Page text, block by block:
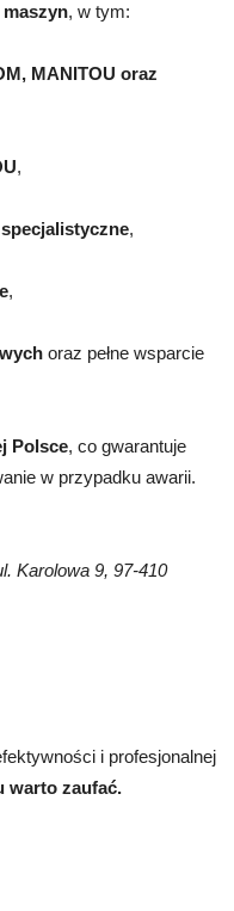
maszyn, w tym:
MANITOU oraz
,
,
,
oraz pełne wsparcie
Polsce, co gwarantuje
w przypadku awarii.
Karolowa 9, 97-410
i profesjonalnej
warto zaufać.